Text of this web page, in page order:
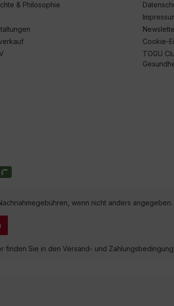
& Philosophie
Cookie-
TOGU
wenn nicht anders angegeben.
Sie in den Versand- und